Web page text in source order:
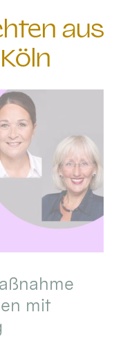
aus
mit